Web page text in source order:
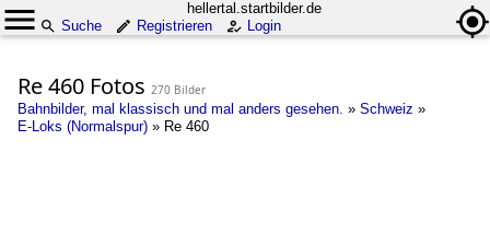
hellertal.startbilder.de
Suche
Registrieren Login
Re 460 Fotos 270 Bilder
Bahnbilder, mal klassisch und mal anders gesehen. » Schweiz »
E-Loks (Normalspur) » Re 460